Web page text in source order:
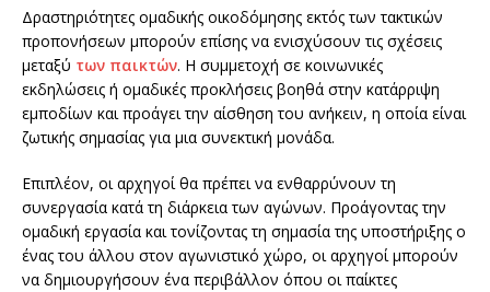
Δραστηριότητες ομαδικής οικοδόμησης εκτός των τακτικών
προπονήσεων μπορούν επίσης να ενισχύσουν τις σχέσεις
μεταξύ των παικτών. Η συμμετοχή σε κοινωνικές
εκδηλώσεις ή ομαδικές προκλήσεις βοηθά στην κατάρριψη
εμποδίων και προάγει την αίσθηση του ανήκειν, η οποία είναι
ζωτικής σημασίας για μια συνεκτική μονάδα.
Επιπλέον, οι αρχηγοί θα πρέπει να ενθαρρύνουν τη
συνεργασία κατά τη διάρκεια των αγώνων. Προάγοντας την
ομαδική εργασία και τονίζοντας τη σημασία της υποστήριξης ο
ένας του άλλου στον αγωνιστικό χώρο, οι αρχηγοί μπορούν
να δημιουργήσουν ένα περιβάλλον όπου οι παίκτες